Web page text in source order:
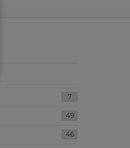
7
49
46